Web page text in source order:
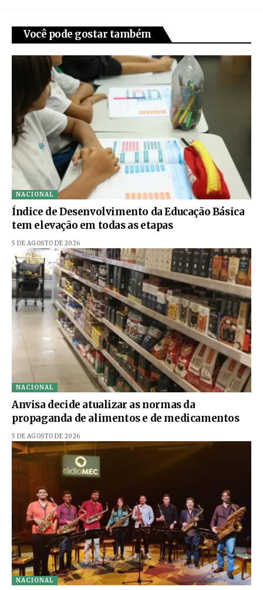
Você pode gostar também
NACIONAL
Índice de Desenvolvimento da Educação Básica
tem elevação em todas as etapas
5 DE AGOSTO DE 2026
NACIONAL
Anvisa decide atualizar as normas da
propaganda de alimentos e de medicamentos
5 DE AGOSTO DE 2026
NACIONAL